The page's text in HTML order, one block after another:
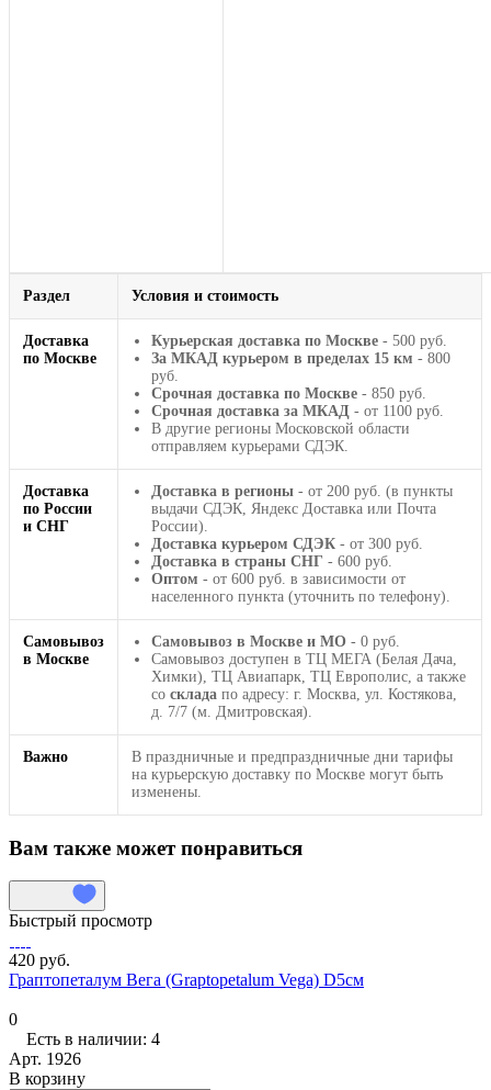
Раздел Условия и стоимость
Доставка
по Москве
Курьерская доставка по Москве - 500 руб.
За МКАД курьером в пределах 15 км - 800
руб.
Срочная доставка по Москве - 850 руб.
Срочная доставка за МКАД - от 1100 руб.
В другие регионы Московской области
отправляем курьерами СДЭК.
Доставка
по России
и СНГ
Доставка в регионы - от 200 руб. (в пункты
выдачи СДЭК, Яндекс Доставка или Почта
России).
Доставка курьером СДЭК - от 300 руб.
Доставка в страны СНГ - 600 руб.
Оптом - от 600 руб. в зависимости от
населенного пункта (уточнить по телефону).
Самовывоз
в Москве
Самовывоз в Москве и МО - 0 руб.
Самовывоз доступен в ТЦ МЕГА (Белая Дача,
Химки), ТЦ Авиапарк, ТЦ Европолис, а также
со склада по адресу: г. Москва, ул. Костякова,
д. 7/7 (м. Дмитровская).
Важно
В праздничные и предпраздничные дни тарифы
на курьерскую доставку по Москве могут быть
изменены.
Вам также может понравиться
Быстрый просмотр
420 руб.
Граптопеталум Вега (Graptopetalum Vega) D5см
0
Есть в наличии: 4
Арт. 1926
В корзину